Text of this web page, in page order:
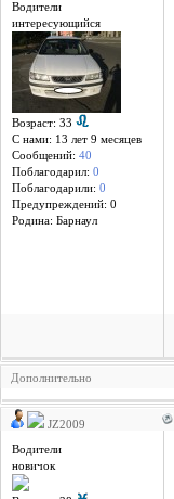
Водители
интересующийся
Возраст: 33
С нами: 13 лет 9 месяцев
Сообщений: 40
Поблагодарил: 0
Поблагодарили: 0
Предупреждений: 0
Родина: Барнаул
Дополнительно
JZ2009
Водители
новичок